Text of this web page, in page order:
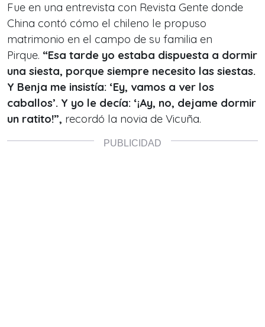
Fue en una entrevista con Revista Gente donde
China contó cómo el chileno le propuso
matrimonio en el campo de su familia en
Pirque. “Esa tarde yo estaba dispuesta a dormir
una siesta, porque siempre necesito las siestas.
Y Benja me insistía: ‘Ey, vamos a ver los
caballos’. Y yo le decía: ‘¡Ay, no, dejame dormir
un ratito!”, recordó la novia de Vicuña.